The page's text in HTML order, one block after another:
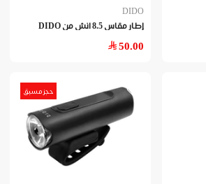
DIDO
إطار مقاس 8.5 انش من DIDO
50.00
حجز مسبق